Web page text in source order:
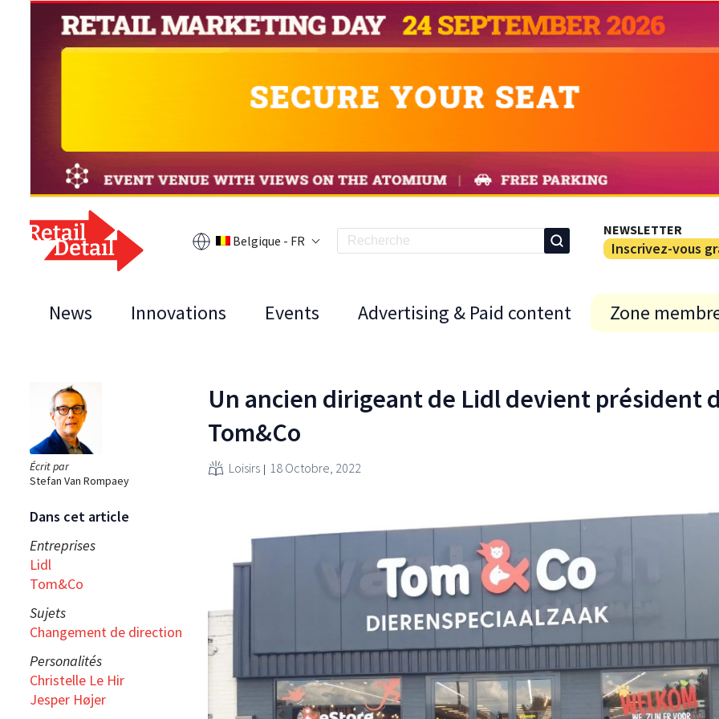
Belgique - FR
NEWSLETTER
Inscrivez-vous
News Innovations Events Advertising & Paid content Zone
Écrit par
Stefan Van Rompaey
Dans cet article
Entreprises
Lidl
Tom&Co
Sujets
Changement de direction
Personalités
Christelle Le Hir
Jesper Højer
Un ancien dirigeant de Lidl devient président
Tom&Co
Loisirs 18 Octobre, 2022